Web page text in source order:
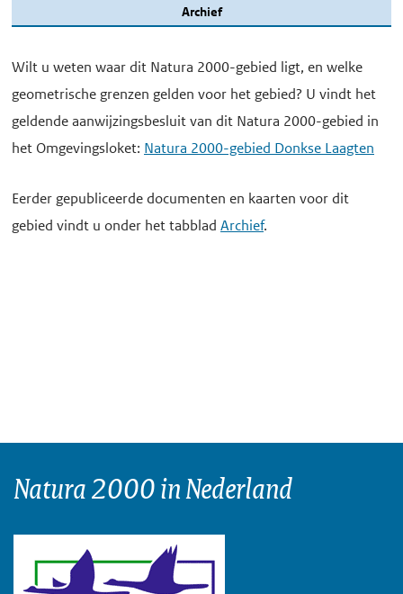
Archief
Wilt u weten waar dit Natura 2000-gebied ligt, en welke
geometrische grenzen gelden voor het gebied? U vindt het
geldende aanwijzingsbesluit van dit Natura 2000-gebied in
het Omgevingsloket: Natura 2000-gebied Donkse Laagten
Eerder gepubliceerde documenten en kaarten voor dit
gebied vindt u onder het tabblad Archief.
Natura 2000 in Nederland